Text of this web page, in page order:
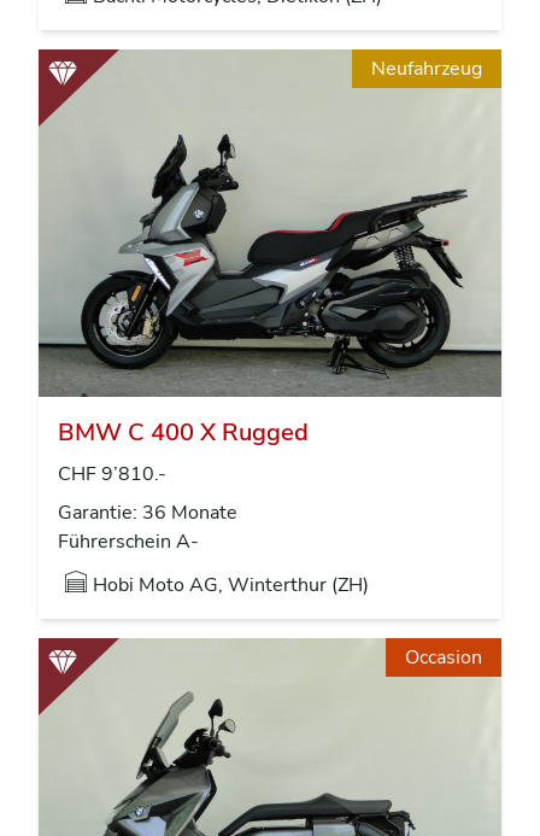
Neufahrzeug
BMW C 400 X Rugged
CHF 9’810.-
Garantie: 36 Monate
Führerschein A-
Hobi Moto AG, Winterthur (ZH)
Occasion